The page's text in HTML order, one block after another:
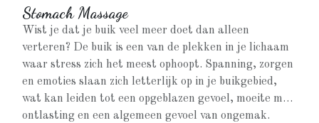
Stomach Massage
Wist je dat je buik veel meer doet dan alleen
verteren? De buik is een van de plekken in je lichaam
waar stress zich het meest ophoopt. Spanning, zorgen
en emoties slaan zich letterlijk op in je buikgebied,
wat kan leiden tot een opgeblazen gevoel, moeite met
ontlasting en een algemeen gevoel van ongemak.